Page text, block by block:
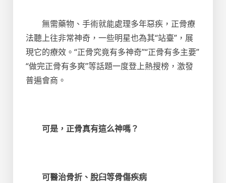
無需藥物、手術就能處理多年惡疾，正骨療
法聽上往非常神奇，一些明星也為其“站臺”，展
現它的療效。“正骨究竟有多神奇”“正骨有多主要”
“做完正骨有多爽”等話題一度登上熱搜榜，激發
普遍會商。
可是，正骨真有這么神嗎？
可醫治骨折、脫臼等骨傷疾病